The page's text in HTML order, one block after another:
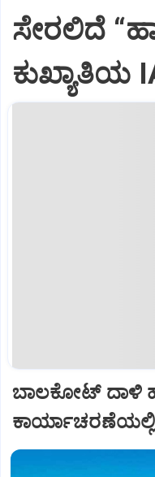
ಸೇರಲಿದೆ
ಕುಖ್ಯಾತಿಯ
ಬಾಲಕೋಟ್‌ ದಾಳಿ
ಕಾರ್ಯಾಚರಣೆಯಲ್ಲಿ